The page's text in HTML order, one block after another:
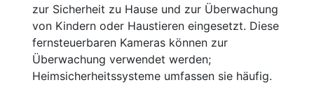
zur Sicherheit zu Hause und zur Überwachung
von Kindern oder Haustieren eingesetzt. Diese
fernsteuerbaren Kameras können zur
Überwachung verwendet werden;
Heimsicherheitssysteme umfassen sie häufig.